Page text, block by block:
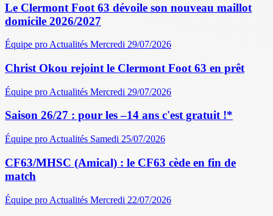
Le Clermont Foot 63 dévoile son nouveau maillot
domicile 2026/2027
Équipe pro Actualités Mercredi 29/07/2026
Christ Okou rejoint le Clermont Foot 63 en prêt
Équipe pro Actualités Mercredi 29/07/2026
Saison 26/27 : pour les –14 ans c'est gratuit !*
Équipe pro Actualités Samedi 25/07/2026
CF63/MHSC (Amical) : le CF63 cède en fin de
match
Équipe pro Actualités Mercredi 22/07/2026